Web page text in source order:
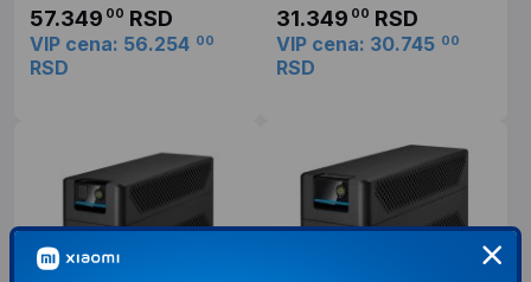
57.349 00 RSD
VIP cena: 56.254 00
RSD
31.349 00 RSD
VIP cena: 30.745 00
RSD